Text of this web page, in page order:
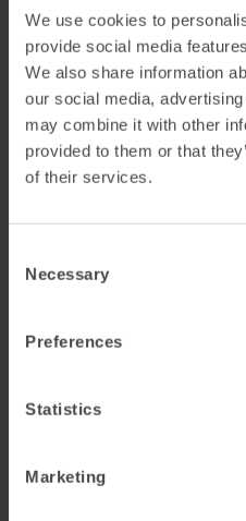
We use cookies to
provide social media
We also share information
our social media,
may combine it with other
provided to them or that
of their services.
Selection
Necessary
Preferences
Statistics
Marketing
Om Bionow
Bionower en britisk not-
biomedicin og
Bionow Awards er et af
ny viden og teknologi